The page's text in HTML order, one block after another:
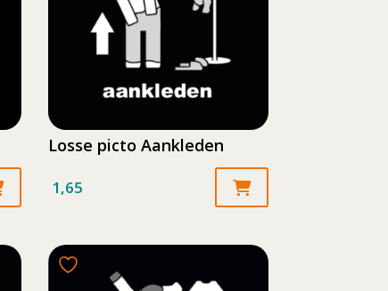
Losse picto Aankleden
1,65